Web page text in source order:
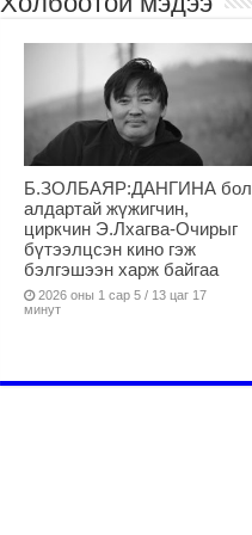
Б.ЗОЛБАЯР:ДАНГИНА бол
алдартай жүжигчин,
циркчин Э.Лхагва-Очирыг
бүтээлцсэн кино гэж
бэлгэшээн харж байгаа
2026 оны 1 сар 5 / 13 цаг 17
минут